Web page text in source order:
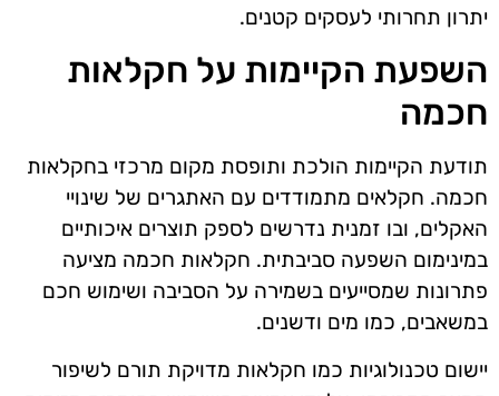
יתרון תחרותי לעסקים קטנים.
השפעת הקיימות על חקלאות
חכמה
תודעת הקיימות הולכת ותופסת מקום מרכזי בחקלאות
חכמה. חקלאים מתמודדים עם האתגרים של שינויי
האקלים, ובו זמנית נדרשים לספק תוצרים איכותיים
במינימום השפעה סביבתית. חקלאות חכמה מציעה
פתרונות שמסייעים בשמירה על הסביבה ושימוש חכם
במשאבים, כמו מים ודשנים.
יישום טכנולוגיות כמו חקלאות מדויקת תורם לשיפור